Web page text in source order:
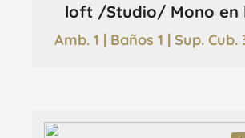
loft /Studio/ Mono en
Amb. 1 | Baños 1 | Sup. Cub.